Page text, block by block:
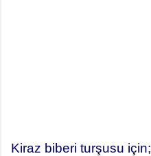
Kiraz biberi turşusu için;